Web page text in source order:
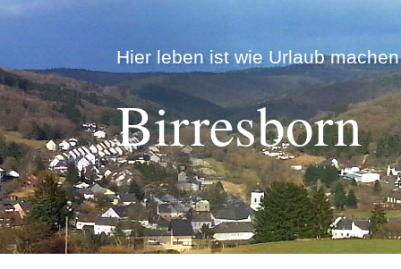
Hier leben ist wie Urlaub
Birresborn